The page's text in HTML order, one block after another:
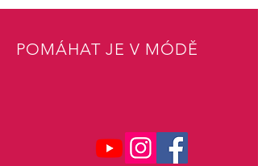
POMÁHAT JE V MÓDĚ